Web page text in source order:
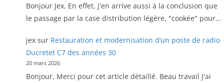
Bonjour Jex, En effet, j'en arrive aussi à la conclusion que
le passage par la case distribution légère, "cookée" pour…
jexsur Restauration et modernisation d’un poste de radio
Ducretet C7 des années 30
20 mars 2026
Bonjour, Merci pour cet article détaillé. Beau travail J'ai